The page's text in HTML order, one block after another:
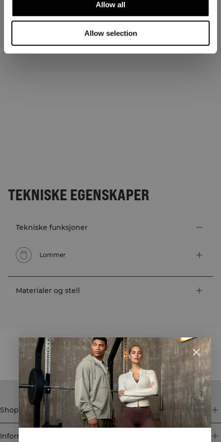
Allow all
Allow selection
TEKNISKE EGENSKAPER
Tekniske funksjoner
Lommer
Materialer og stell
STYLE WITH
Shop
Informasjon